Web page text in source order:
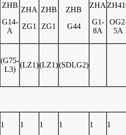
ZHB
G14-
A
ZHA
ZG1
ZHB
ZG1
ZHB
G44
ZHA
G1-
8A
5A
(G75-
L3)
(LZ1)(LZ1)(SDLG2)
1 1 1 1 1 1